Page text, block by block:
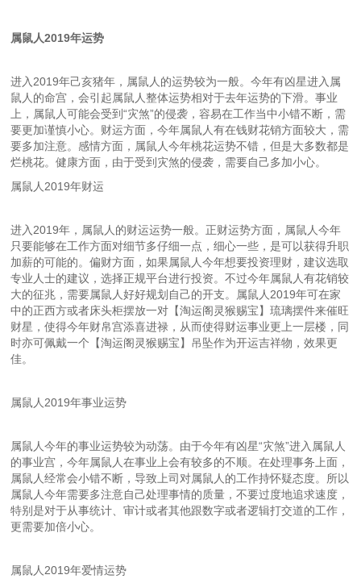
属鼠人2019年运势
进入2019年己亥猪年，属鼠人的运势较为一般。今年有凶星进入属
鼠人的命宫，会引起属鼠人整体运势相对于去年运势的下滑。事业
上，属鼠人可能会受到“灾煞”的侵袭，容易在工作当中小错不断，需
要更加谨慎小心。财运方面，今年属鼠人有在钱财花销方面较大，需
要多加注意。感情方面，属鼠人今年桃花运势不错，但是大多数都是
烂桃花。健康方面，由于受到灾煞的侵袭，需要自己多加小心。
属鼠人2019年财运
进入2019年，属鼠人的财运运势一般。正财运势方面，属鼠人今年
只要能够在工作方面对细节多仔细一点，细心一些，是可以获得升职
加薪的可能的。偏财方面，如果属鼠人今年想要投资理财，建议选取
专业人士的建议，选择正规平台进行投资。不过今年属鼠人有花销较
大的征兆，需要属鼠人好好规划自己的开支。属鼠人2019年可在家
中的正西方或者床头柜摆放一对【淘运阁灵猴赐宝】琉璃摆件来催旺
财星，使得今年财帛宫添喜进禄，从而使得财运事业更上一层楼，同
时亦可佩戴一个【淘运阁灵猴赐宝】吊坠作为开运吉祥物，效果更
佳。
属鼠人2019年事业运势
属鼠人今年的事业运势较为动荡。由于今年有凶星“灾煞”进入属鼠人
的事业宫，今年属鼠人在事业上会有较多的不顺。在处理事务上面，
属鼠人经常会小错不断，导致上司对属鼠人的工作持怀疑态度。所以
属鼠人今年需要多注意自己处理事情的质量，不要过度地追求速度，
特别是对于从事统计、审计或者其他跟数字或者逻辑打交道的工作，
更需要加倍小心。
属鼠人2019年爱情运势